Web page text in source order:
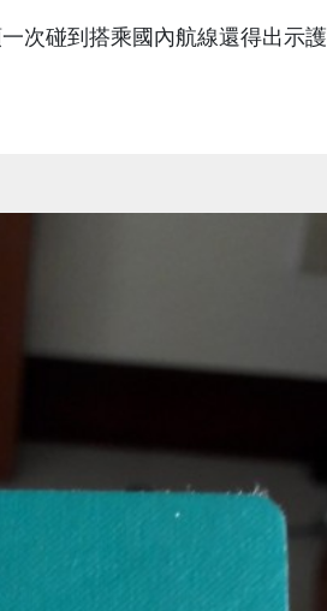
次碰到搭乘國內航線還得出示護